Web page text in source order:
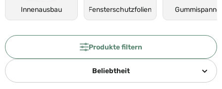
Innenausbau Fensterschutzfolien
Produkte filtern
Beliebtheit